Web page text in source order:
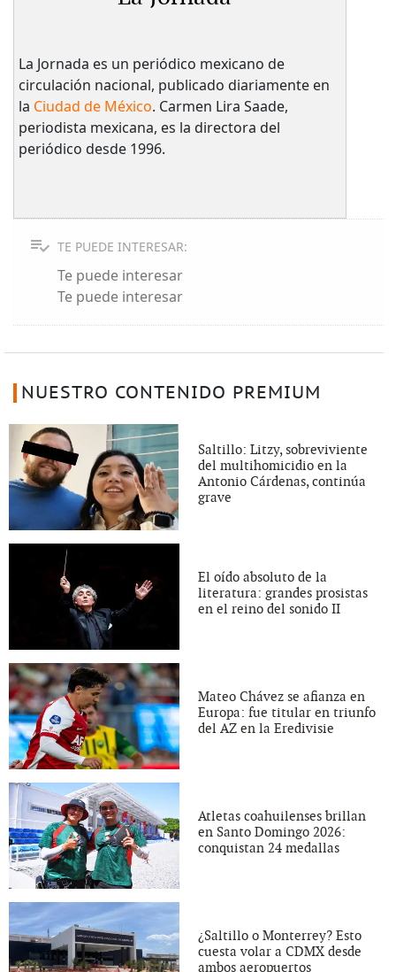
La Jornada es un periódico mexicano de
circulación nacional, publicado diariamente en
la Ciudad de México. Carmen Lira Saade,
periodista mexicana, es la directora del
periódico desde 1996.
TE PUEDE INTERESAR:
Te puede interesar
Te puede interesar
NUESTRO CONTENIDO PREMIUM
Saltillo: Litzy, sobreviviente
del multihomicidio en la
Antonio Cárdenas, continúa
grave
El oído absoluto de la
literatura: grandes prosistas
en el reino del sonido II
Mateo Chávez se afianza en
Europa: fue titular en triunfo
del AZ en la Eredivisie
Atletas coahuilenses brillan
en Santo Domingo 2026:
conquistan 24 medallas
¿Saltillo o Monterrey? Esto
cuesta volar a CDMX desde
ambos aeropuertos